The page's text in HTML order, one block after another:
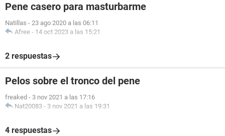
Pene casero para masturbarme
Natillas - 23 ago 2020 a las 06:11
Afree - 14 oct 2023 a las 15:21
2 respuestas
Pelos sobre el tronco del pene
freaked - 3 nov 2021 a las 17:16
Nat20083 - 3 nov 2021 a las 19:31
4 respuestas